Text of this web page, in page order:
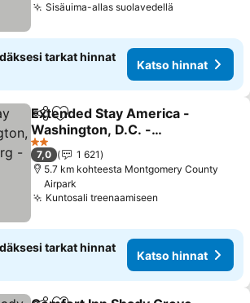
Sisäuima-allas suolavedellä
tarkat hinnat
Katso hinnat
Jaa Lisää suosikkeihin
Extended Stay America -
Washington, D.C. -
Gaithersburg - South
Katso hinnat
2 Tähtiluokitus
7,0
1 621
5.7 km kohteesta Montgomery County
Airpark
Kuntosali treenaamiseen
tarkat hinnat
Katso hinnat